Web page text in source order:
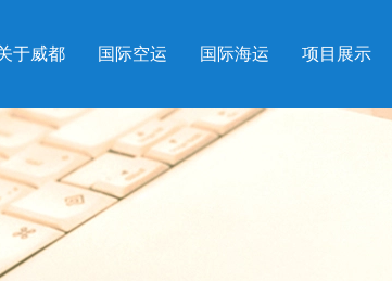
于威都 国际空运 国际海运 项目展示